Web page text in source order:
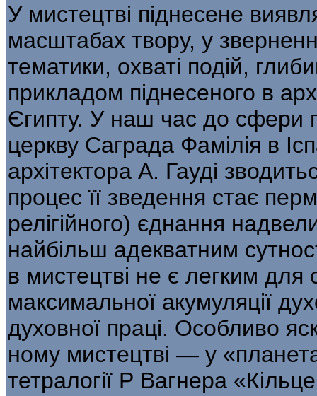
У мистецтві піднесене
масшта­бах твору, у
тематики, охваті подій,
прикладом піднесеного в
Єгипту. У наш час до сфери
церкву Саграда Фамілія в
архітектора А. Гауді
процес її зведення стає
релігійного) єднан­ня
найбільш адекватним
в мистецтві не є легким для
максимальної акумуляції
духовної праці. Особливо
ному мистецтві — у
тетралогії Р Вагнера